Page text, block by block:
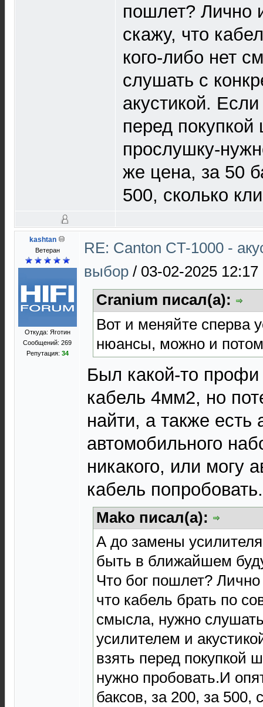
пошлет? Лично
скажу, что
кого-либо нет
слушать с
акустикой. Если
перед
прослушку-
же цена, за 50
500, сколько
kashtan
Ветеран
Откуда: Яготин
Сообщений: 269
Репутация: 34
RE: Canton CT-1000 -
выбор / 03-02-2025 12:17
Cranium писал(а):
Вот и меняйте сперва
нюансы, можно и
Был какой-то
кабель 4мм2, но
найти, а также есть
автомобильного
никакого, или могу
кабель попробовать.
Mako писал(а):
А до замены
быть в ближайшем
Что бог пошлет?
что кабель брать по
смысла, нужно
усилителем и
взять перед покупкой
нужно пробовать.И
баксов, за 200, за 500,